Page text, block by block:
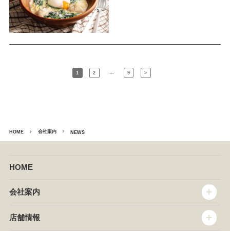
1 2 … 9 >
HOME 会社案内 NEWS
HOME
会社案内
企業情報
店舗情報